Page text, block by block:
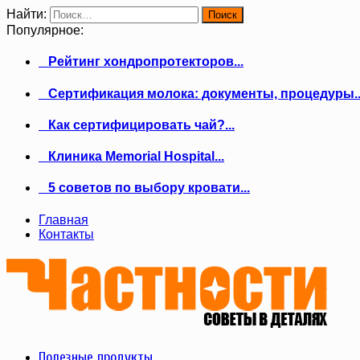
Найти:
Популярное:
Рейтинг хондропротекторов...
Сертификация молока: документы,
Как сертифицировать чай?...
Клиника Memorial Hospital...
5 советов по выбору кровати...
Главная
Контакты